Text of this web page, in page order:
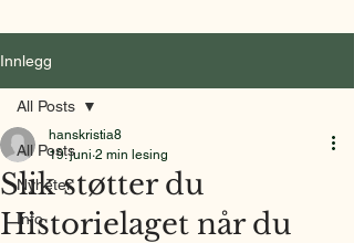
Innlegg
All Posts
Nyheter
Info
All Posts
Slik støtter du
Historielaget når du
hanskristia8
19. juni 2 min lesing